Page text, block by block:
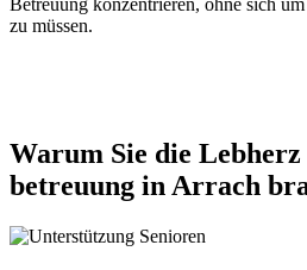
Betreuung konzentrieren, ohne sich
zu müssen.
Warum Sie die
betreuung in Arrach